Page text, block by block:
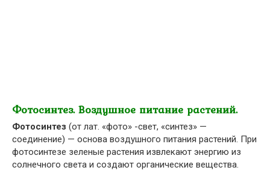
Фотосинтез. Воздушное питание растений.
Фотосинтез (от лат. «фото» -свет, «синтез» —
соединение) — основа воздушного питания растений. При
фотосинтезе зеленые растения извлекают энергию из
солнечного света и создают органические вещества.